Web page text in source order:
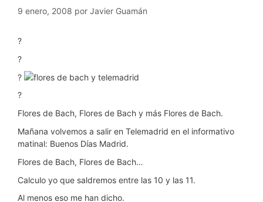
9 enero, 2008 por Javier Guamán
?
?
?
?
Flores de Bach, Flores de Bach y más Flores de Bach.
Mañana volvemos a salir en Telemadrid en el informativo
matinal: Buenos Días Madrid.
Flores de Bach, Flores de Bach…
Calculo yo que saldremos entre las 10 y las 11.
Al menos eso me han dicho.